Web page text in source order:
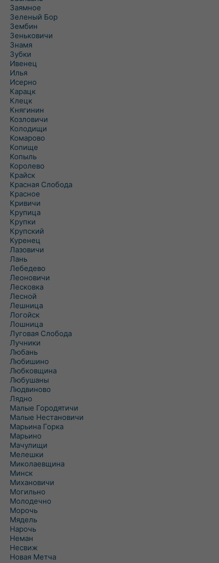
Заямное
Зеленый Бор
Зембин
Зеньковичи
Знамя
Зубки
Ивенец
Илья
Исерно
Карацк
Клецк
Княгинин
Козловичи
Колодищи
Комарово
Копище
Копыль
Королево
Крайск
Красная Слобода
Красное
Кривичи
Крупица
Крупки
Крупский
Куренец
Лазовичи
Лань
Лебедево
Леоновичи
Лесковка
Лесной
Лешница
Логойск
Лошница
Луговая Слобода
Лучники
Любань
Любишино
Любковщина
Любушаны
Людвиново
Лядно
Малые Городятичи
Малые Нестановичи
Марьина Горка
Марьино
Мачулищи
Мелешки
Миколаевщина
Минск
Михановичи
Могильно
Молодечно
Морочь
Мядель
Нарочь
Неман
Несвиж
Новая Метча